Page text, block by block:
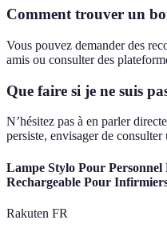
Comment trouver un
Vous pouvez demander des
amis ou consulter des
Que faire si je ne suis
N’hésitez pas à en parler
persiste, envisager de
Lampe Stylo Pour
Rechargeable Pour
Rakuten FR